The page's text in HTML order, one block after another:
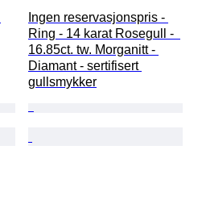
Ingen reservasjonspris -
Ring - 14 karat Rosegull -
16.85ct. tw. Morganitt -
Diamant - sertifisert
gullsmykker